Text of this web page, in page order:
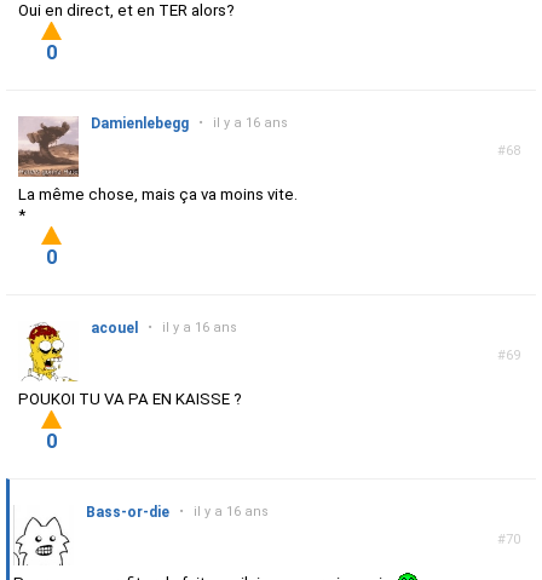
Oui en direct, et en TER alors?
0
#68
Damienlebegg • il y a 16 ans
La même chose, mais ça va moins vite.
*
0
#69
acouel • il y a 16 ans
POUKOI TU VA PA EN KAISSE ?
0
#70
Bass-or-die • il y a 16 ans